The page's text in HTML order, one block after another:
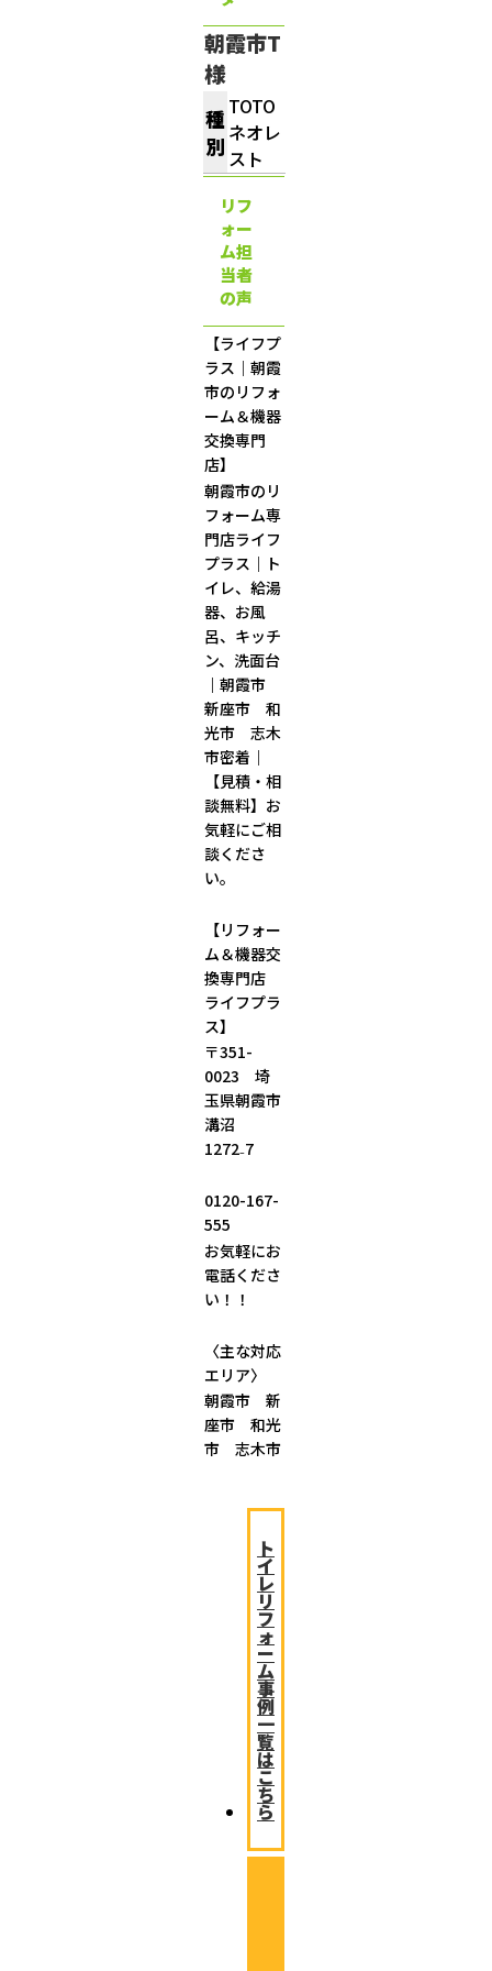
朝霞市T
様
種
別
TOTO
ネオレ
スト
リフ
ォー
ム担
当者
の声
【ライフプ
ラス｜朝霞
市のリフォ
ーム＆機器
交換専門
店】
朝霞市のリ
フォーム専
門店ライフ
プラス｜ト
イレ、給湯
器、お風
呂、キッチ
ン、洗面台
｜朝霞市
新座市 和
光市 志木
市密着｜
【見積・相
談無料】お
気軽にご相
談くださ
い。
【リフォー
ム＆機器交
換専門店
ライフプラ
ス】
〒351-
0023 埼
玉県朝霞市
溝沼
1272₋7
0120-167-
555
お気軽にお
電話くださ
い！！
〈主な対応
エリア〉
朝霞市 新
座市 和光
市 志木市
ト
イ
レ
リ
フ
ォ
ー
ム
事
例
一
覧
は
こ
ち
ら